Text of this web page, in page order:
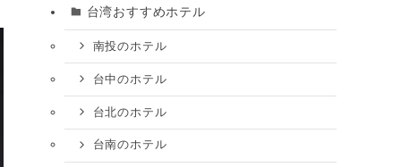
台湾おすすめホテル
南投のホテル
台中のホテル
台北のホテル
台南のホテル